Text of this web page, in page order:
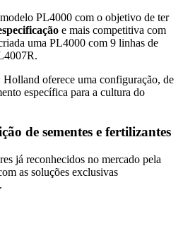
PL4000 com o objetivo de ter
e mais competitiva com
uma PL4000 com 9 linhas de
oferece uma configuração, de
específica para a cultura do
de sementes e fertilizantes
já reconhecidos no mercado pela
as soluções exclusivas